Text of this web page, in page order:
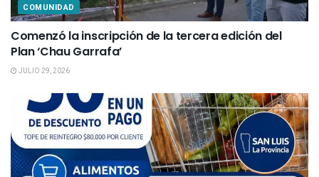
COMUNIDAD
Comenzó la inscripción de la tercera edición del
Plan ‘Chau Garrafa’
JULIO 29, 2026